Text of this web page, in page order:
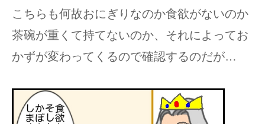
こちらも何故おにぎりなのか食欲がないのか
茶碗が重くて持てないのか、それによってお
かずが変わってくるので確認するのだが…